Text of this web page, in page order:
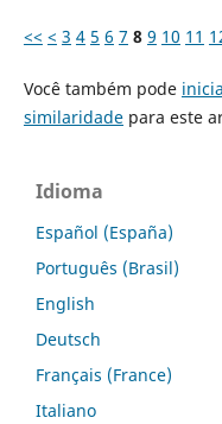
<< < 3 4 5 6 7 8 9 10 11
Você também pode
similaridadepara este
Idioma
Español (España)
Português (Brasil)
English
Deutsch
Français (France)
Italiano